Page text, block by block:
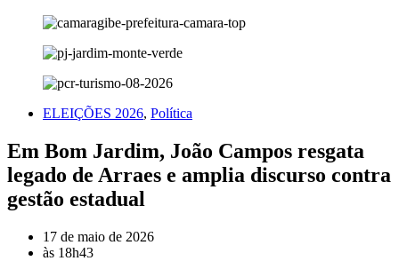
ELEIÇÕES 2026, Política
Em Bom Jardim, João Campos resgata
legado de Arraes e amplia discurso contra
gestão estadual
17 de maio de 2026
às 18h43